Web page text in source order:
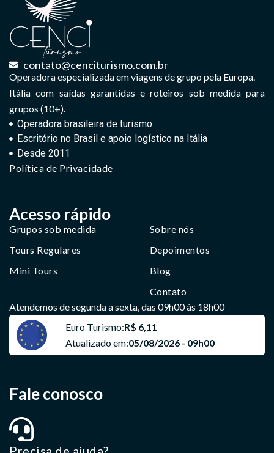
contato@cenciturismo.com.br
Operadora especializada em viagens de grupo pela Europa.
Itália com saídas garantidas e roteiros sob medida para
grupos (10+).
Operadora brasileira de turismo
Escritório no Brasil e apoio logístico na Itália
Desde 2011
Política de Privacidade
Acesso rápido
Grupos sob medida
Tours Regulares
Mini Tours
Sobre nós
Depoimentos
Blog
Contato
Atendemos de segunda a sexta, das 09h00 às 18h00
Euro Turismo:R$ 6,11
Atualizado em:05/08/2026 - 09h00
Fale conosco